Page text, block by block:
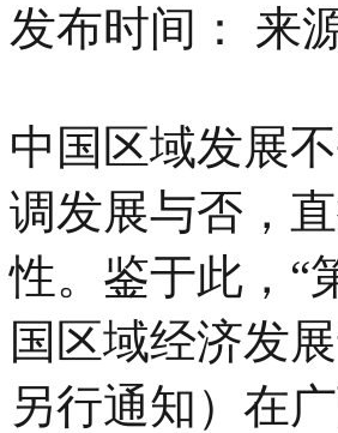
发布时间： 来
中国区域发展
调发展与否，
性。鉴于此，“
国区域经济发
另行通知）在